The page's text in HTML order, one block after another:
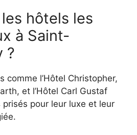
hôtels les
à Saint-
?
comme l’Hôtel Christopher,
et l’Hôtel Carl Gustaf
pour leur luxe et leur